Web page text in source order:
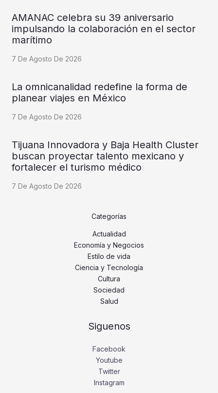
AMANAC celebra su 39 aniversario
impulsando la colaboración en el sector
marítimo
7 De Agosto De 2026
La omnicanalidad redefine la forma de
planear viajes en México
7 De Agosto De 2026
Tijuana Innovadora y Baja Health Cluster
buscan proyectar talento mexicano y
fortalecer el turismo médico
7 De Agosto De 2026
Categorías
Actualidad
Economía y Negocios
Estilo de vida
Ciencia y Tecnología
Cultura
Sociedad
Salud
Siguenos
Facebook
Youtube
Twitter
Instagram